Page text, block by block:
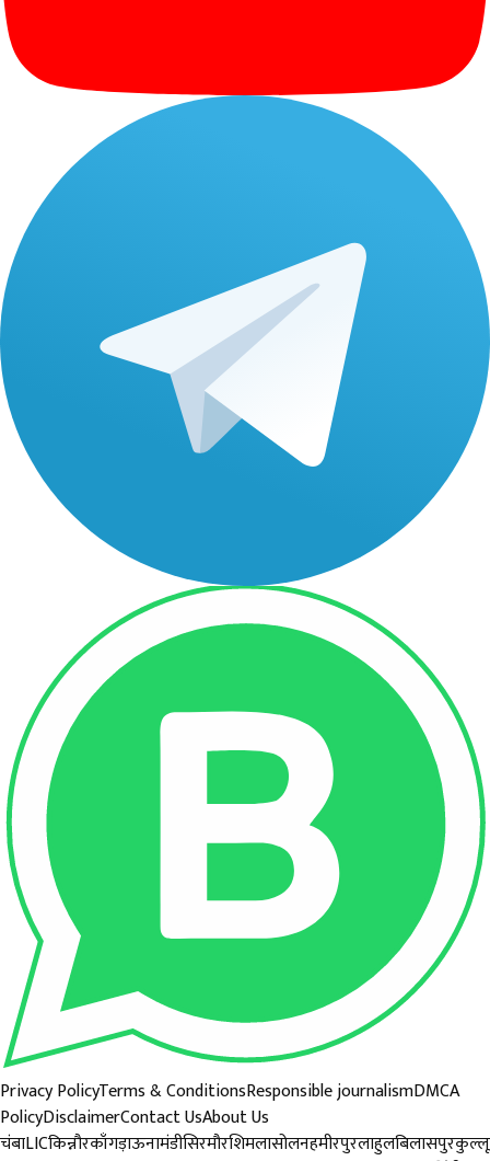
Privacy PolicyTerms & ConditionsResponsible journalismDMCA
PolicyDisclaimerContact UsAbout Us
चंबाLICकिन्नौरकाँगड़ाऊनामंडीसिरमौरशिमलासोलनहमीरपुरलाहुलबिलासपुरकुल्लू